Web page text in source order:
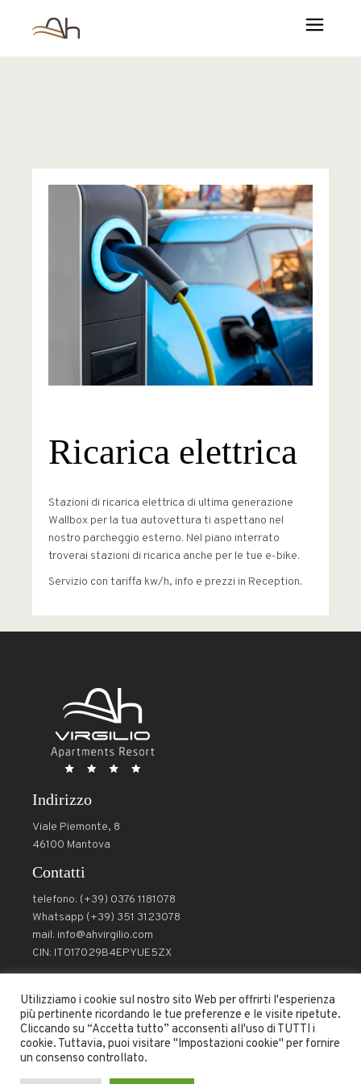
Ricarica elettrica
Stazioni di ricarica elettrica di ultima generazione
Wallbox per la tua autovettura ti aspettano nel
nostro parcheggio esterno. Nel piano interrato
troverai stazioni di ricarica anche per le tue e-bike.
Servizio con tariffa kw/h, info e prezzi in Reception.
Indirizzo
Viale Piemonte, 8
46100 Mantova
Contatti
telefono: (+39) 0376 1181078
Whatsapp (+39) 351 3123078
mail: info@ahvirgilio.com
CIN: IT017029B4EPYUE5ZX
Seguici
Utilizziamo i cookie sul nostro sito Web per offrirti l'esperienza
più pertinente ricordando le tue preferenze e le visite ripetute.
Cliccando su “Accetta tutto” acconsenti all'uso di TUTTI i
cookie. Tuttavia, puoi visitare "Impostazioni cookie" per fornire
un consenso controllato.